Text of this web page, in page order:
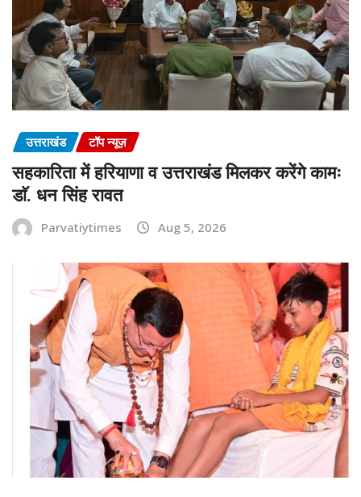
उत्तराखंड टॉप न्यूज़
सहकारिता में हरियाणा व उत्तराखंड मिलकर करेंगे कामः
डाॅ. धन सिंह रावत
Parvatiytimes Aug 5, 2026